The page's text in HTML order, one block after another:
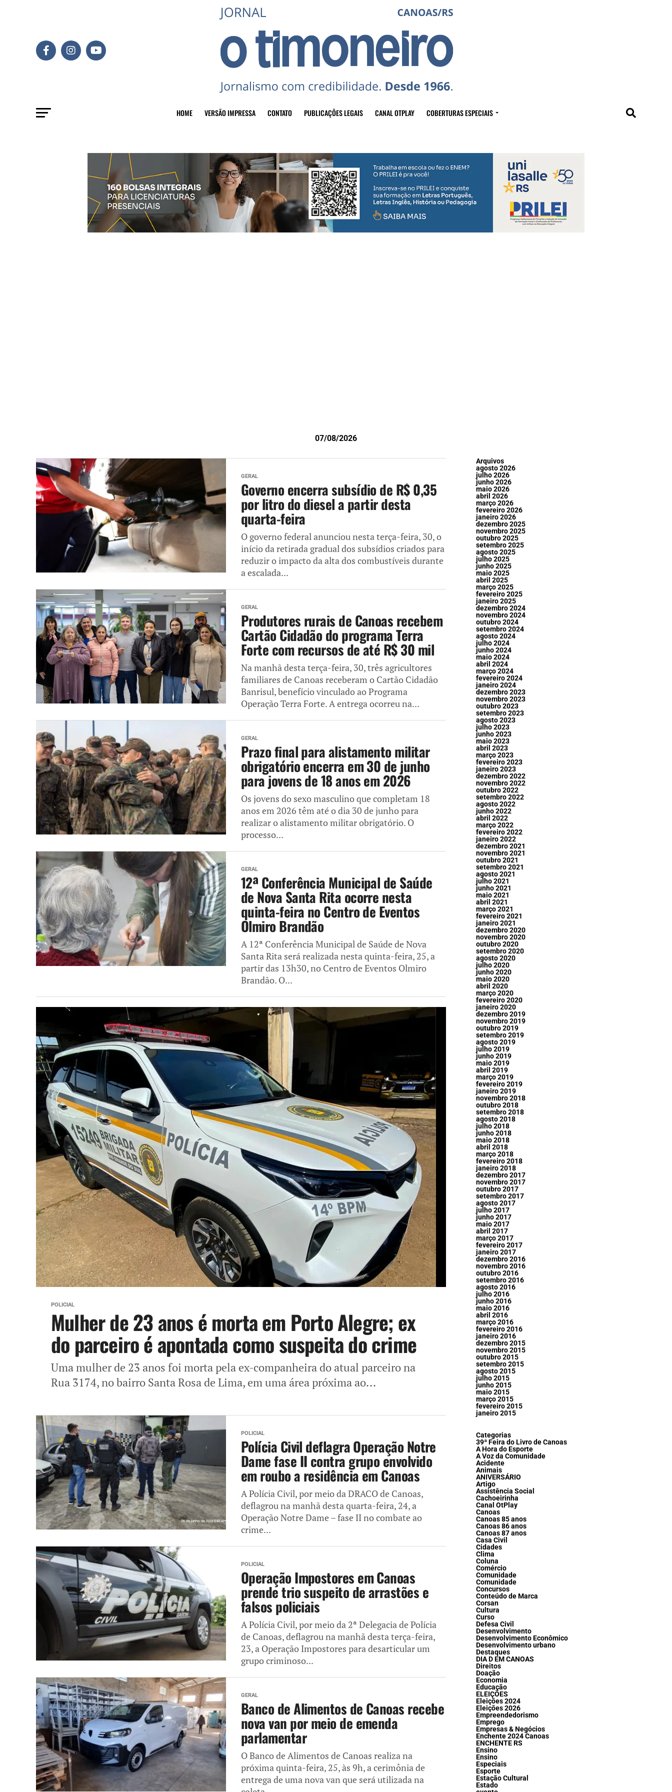
HOME VERSÃO IMPRESSA CONTATO PUBLICAÇÕES LEGAIS CANAL OTPLAY COBERTURAS ESPECIAIS
07/08/2026
GERAL
Governo encerra subsídio de R$ 0,35
por litro do diesel a partir desta
quarta-feira
O governo federal anunciou nesta terça-feira, 30, o
início da retirada gradual dos subsídios criados para
reduzir o impacto da alta dos combustíveis durante
a escalada...
GERAL
Produtores rurais de Canoas recebem
Cartão Cidadão do programa Terra
Forte com recursos de até R$ 30 mil
Na manhã desta terça-feira, 30, três agricultores
familiares de Canoas receberam o Cartão Cidadão
Banrisul, benefício vinculado ao Programa
Operação Terra Forte. A entrega ocorreu na...
GERAL
Prazo final para alistamento militar
obrigatório encerra em 30 de junho
para jovens de 18 anos em 2026
Os jovens do sexo masculino que completam 18
anos em 2026 têm até o dia 30 de junho para
realizar o alistamento militar obrigatório. O
processo...
GERAL
12ª Conferência Municipal de Saúde
de Nova Santa Rita ocorre nesta
quinta-feira no Centro de Eventos
Olmiro Brandão
A 12ª Conferência Municipal de Saúde de Nova
Santa Rita será realizada nesta quinta-feira, 25, a
partir das 13h30, no Centro de Eventos Olmiro
Brandão. O...
POLICIAL
Mulher de 23 anos é morta em Porto Alegre; ex
do parceiro é apontada como suspeita do crime
Uma mulher de 23 anos foi morta pela ex-companheira do atual parceiro na
Rua 3174, no bairro Santa Rosa de Lima, em uma área próxima ao...
POLICIAL
Polícia Civil deflagra Operação Notre
Dame fase II contra grupo envolvido
em roubo a residência em Canoas
A Polícia Civil, por meio da DRACO de Canoas,
deflagrou na manhã desta quarta-feira, 24, a
Operação Notre Dame – fase II no combate ao
crime...
POLICIAL
Operação Impostores em Canoas
prende trio suspeito de arrastões e
falsos policiais
A Polícia Civil, por meio da 2ª Delegacia de Polícia
de Canoas, deflagrou na manhã desta terça-feira,
23, a Operação Impostores para desarticular um
grupo criminoso...
GERAL
Banco de Alimentos de Canoas recebe
nova van por meio de emenda
parlamentar
O Banco de Alimentos de Canoas realiza na
próxima quinta-feira, 25, às 9h, a cerimônia de
entrega de uma nova van que será utilizada na
Arquivos
agosto 2026
julho 2026
junho 2026
maio 2026
abril 2026
março 2026
fevereiro 2026
janeiro 2026
dezembro 2025
novembro 2025
outubro 2025
setembro 2025
agosto 2025
julho 2025
junho 2025
maio 2025
abril 2025
março 2025
fevereiro 2025
janeiro 2025
dezembro 2024
novembro 2024
outubro 2024
setembro 2024
agosto 2024
julho 2024
junho 2024
maio 2024
abril 2024
março 2024
fevereiro 2024
janeiro 2024
dezembro 2023
novembro 2023
outubro 2023
setembro 2023
agosto 2023
julho 2023
junho 2023
maio 2023
abril 2023
março 2023
fevereiro 2023
janeiro 2023
dezembro 2022
novembro 2022
outubro 2022
setembro 2022
agosto 2022
junho 2022
abril 2022
março 2022
fevereiro 2022
janeiro 2022
dezembro 2021
novembro 2021
outubro 2021
setembro 2021
agosto 2021
julho 2021
junho 2021
maio 2021
abril 2021
março 2021
fevereiro 2021
janeiro 2021
dezembro 2020
novembro 2020
outubro 2020
setembro 2020
agosto 2020
julho 2020
junho 2020
maio 2020
abril 2020
março 2020
fevereiro 2020
janeiro 2020
dezembro 2019
novembro 2019
outubro 2019
setembro 2019
agosto 2019
julho 2019
junho 2019
maio 2019
abril 2019
março 2019
fevereiro 2019
janeiro 2019
novembro 2018
outubro 2018
setembro 2018
agosto 2018
julho 2018
junho 2018
maio 2018
abril 2018
março 2018
fevereiro 2018
janeiro 2018
dezembro 2017
novembro 2017
outubro 2017
setembro 2017
agosto 2017
julho 2017
junho 2017
maio 2017
abril 2017
março 2017
fevereiro 2017
janeiro 2017
dezembro 2016
novembro 2016
outubro 2016
setembro 2016
agosto 2016
julho 2016
junho 2016
maio 2016
abril 2016
março 2016
fevereiro 2016
janeiro 2016
dezembro 2015
novembro 2015
outubro 2015
setembro 2015
agosto 2015
julho 2015
junho 2015
maio 2015
março 2015
fevereiro 2015
janeiro 2015
Categorias
39ª Feira do Livro de Canoas
A Hora do Esporte
A Voz da Comunidade
Acidente
Animais
ANIVERSÁRIO
Artigo
Assistência Social
Cachoeirinha
Canal OtPlay
Canoas
Canoas 85 anos
Canoas 86 anos
Canoas 87 anos
Casa Civil
Cidades
Clima
Coluna
Comércio
Comunidade
Comunidade
Concursos
Conteúdo de Marca
Corsan
Cultura
Curso
Defesa Civil
Desenvolvimento
Desenvolvimento Econômico
Desenvolvimento urbano
Destaques
DIA D EM CANOAS
Direitos
Doação
Economia
Educação
ELEIÇÕES
Eleições 2024
Eleições 2026
Empreendedorismo
Emprego
Empresas & Negócios
Enchente 2024 Canoas
ENCHENTE RS
Ensino
Ensino
Especiais
Esporte
Estação Cultural
Estado